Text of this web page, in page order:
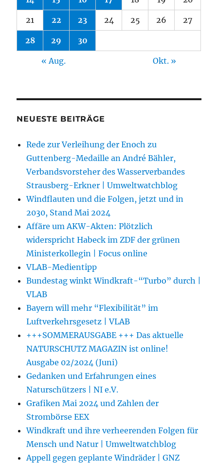
21 22 23 24 25 26 27
28 29 30
« Aug. Okt. »
NEUESTE BEITRÄGE
Rede zur Verleihung der Enoch zu
Guttenberg-Medaille an André Bähler,
Verbandsvorsteher des Wasserverbandes
Strausberg-Erkner | Umweltwatchblog
Windflauten und die Folgen, jetzt und in
2030, Stand Mai 2024
Affäre um AKW-Akten: Plötzlich
widerspricht Habeck im ZDF der grünen
Ministerkollegin | Focus online
VLAB-Medientipp
Bundestag winkt Windkraft-“Turbo” durch |
VLAB
Bayern will mehr “Flexibilität” im
Luftverkehrsgesetz | VLAB
+++SOMMERAUSGABE +++ Das aktuelle
NATURSCHUTZ MAGAZIN ist online!
Ausgabe 02/2024 (Juni)
Gedanken und Erfahrungen eines
Naturschützers | NI e.V.
Grafiken Mai 2024 und Zahlen der
Strombörse EEX
Windkraft und ihre verheerenden Folgen für
Mensch und Natur | Umweltwatchblog
Appell gegen geplante Windräder | GNZ